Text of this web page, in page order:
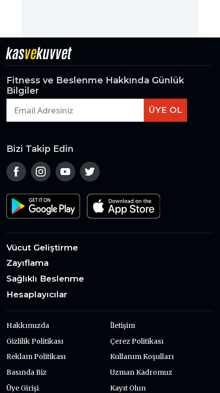
kasvekuvvet
Fitness ve Beslenme Hakkında Günlük
Bilgiler
ÜYE OL
Vücut Geliştirme
Zayıflama
Sağlıklı Beslenme
Hesaplayıcılar
Hakkımızda
İletişim
Gizlilik Politikası
Çerez Politikası
Reklam Politikası
Kullanım Koşulları
Basında Biz
Uzman Kadromuz
Üye Girişi
Kayıt Olun
Bizi Takip Edin